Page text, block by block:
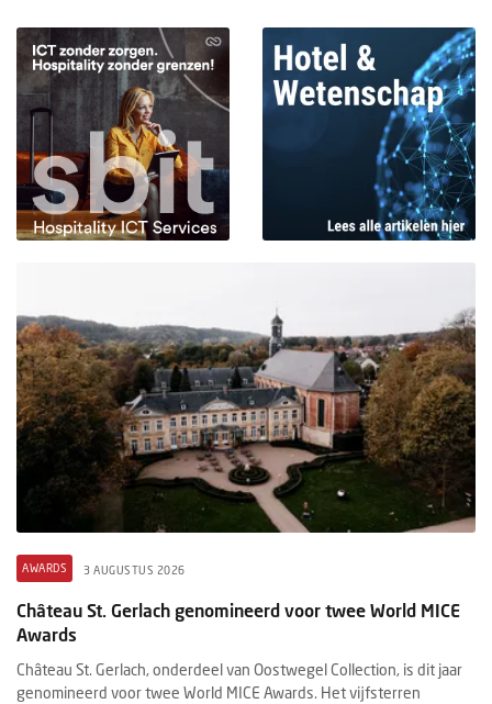
AWARDS 3 AUGUSTUS 2026
Château St. Gerlach genomineerd voor twee World MICE
Awards
Château St. Gerlach, onderdeel van Oostwegel Collection, is dit jaar
genomineerd voor twee World MICE Awards. Het vijfsterren